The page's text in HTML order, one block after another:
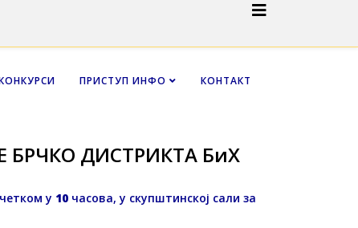
ПРИСТУП ИНФО КОНТАКТ
БРЧКО ДИСТРИКТА БиХ
у 10 часова, у скупштинској сали за